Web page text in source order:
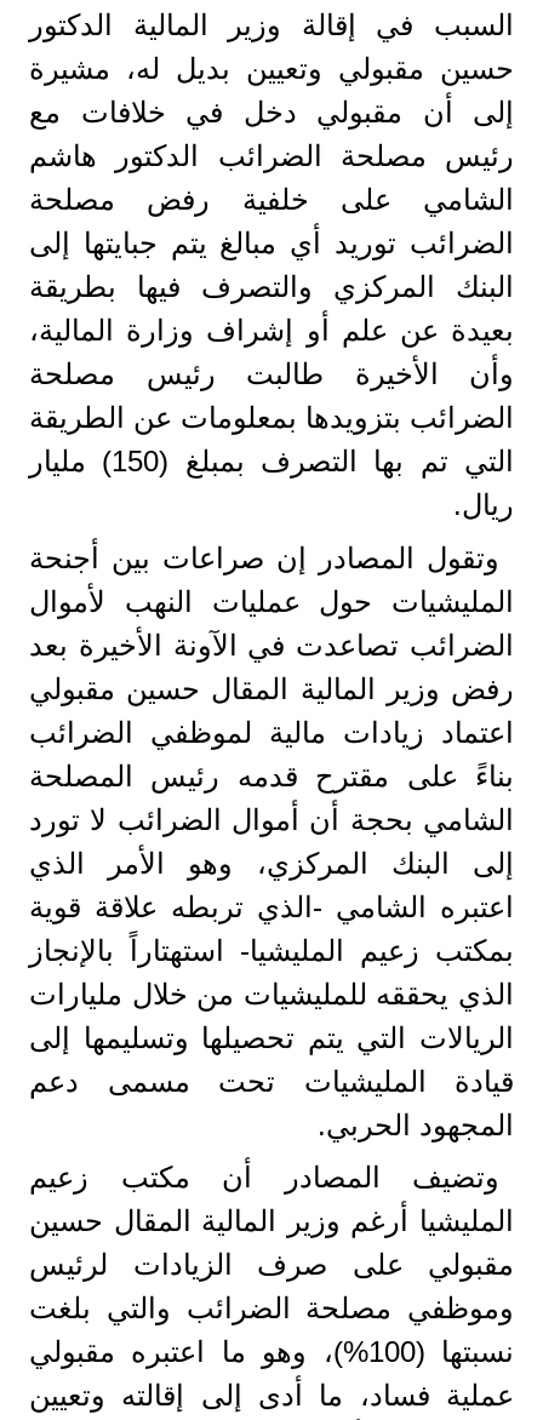
السبب في إقالة وزير المالية الدكتور
حسين مقبولي وتعيين بديل له، مشيرة
إلى أن مقبولي دخل في خلافات مع
رئيس مصلحة الضرائب الدكتور هاشم
الشامي على خلفية رفض مصلحة
الضرائب توريد أي مبالغ يتم جبايتها إلى
البنك المركزي والتصرف فيها بطريقة
بعيدة عن علم أو إشراف وزارة المالية،
وأن الأخيرة طالبت رئيس مصلحة
الضرائب بتزويدها بمعلومات عن الطريقة
التي تم بها التصرف بمبلغ (150) مليار
ريال.
وتقول المصادر إن صراعات بين أجنحة
المليشيات حول عمليات النهب لأموال
الضرائب تصاعدت في الآونة الأخيرة بعد
رفض وزير المالية المقال حسين مقبولي
اعتماد زيادات مالية لموظفي الضرائب
بناءً على مقترح قدمه رئيس المصلحة
الشامي بحجة أن أموال الضرائب لا تورد
إلى البنك المركزي، وهو الأمر الذي
اعتبره الشامي -الذي تربطه علاقة قوية
بمكتب زعيم المليشيا- استهتاراً بالإنجاز
الذي يحققه للمليشيات من خلال مليارات
الريالات التي يتم تحصيلها وتسليمها إلى
قيادة المليشيات تحت مسمى دعم
المجهود الحربي.
وتضيف المصادر أن مكتب زعيم
المليشيا أرغم وزير المالية المقال حسين
مقبولي على صرف الزيادات لرئيس
وموظفي مصلحة الضرائب والتي بلغت
نسبتها (100%)، وهو ما اعتبره مقبولي
عملية فساد، ما أدى إلى إقالته وتعيين